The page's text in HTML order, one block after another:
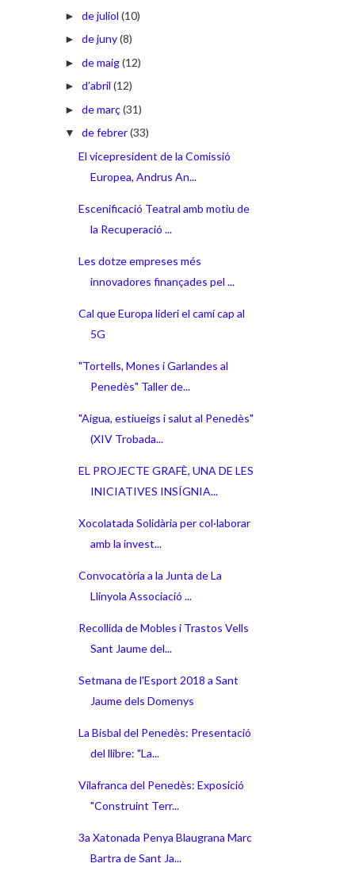
► de juliol (10)
► de juny(8)
► de maig(12)
► d’abril (12)
► de març(31)
▼ de febrer(33)
El vicepresident de la Comissió
Europea, Andrus An...
Escenificació Teatral amb motiu de
la Recuperació ...
Les dotze empreses més
innovadores finançades pel ...
Cal que Europa lideri el camí cap al
5G
"Tortells, Mones i Garlandes al
Penedès" Taller de...
"Aigua, estiueigs i salut al Penedès"
(XIV Trobada...
EL PROJECTE GRAFÈ, UNA DE LES
INICIATIVES INSÍGNIA...
Xocolatada Solidària per col·laborar
amb la invest...
Convocatòria a la Junta de La
Llinyola Associació ...
Recollida de Mobles i Trastos Vells
Sant Jaume del...
Setmana de l'Esport 2018 a Sant
Jaume dels Domenys
La Bisbal del Penedès: Presentació
del llibre: "La...
Vilafranca del Penedès: Exposició
"Construint Terr...
3a Xatonada Penya Blaugrana Marc
Bartra de Sant Ja...